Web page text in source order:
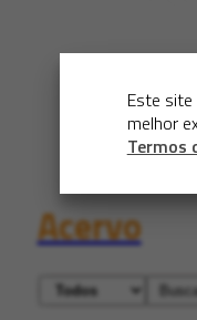
Este
melhor
Termos
Acervo